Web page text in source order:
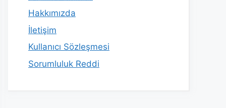
Hakkımızda
İletişim
Kullanıcı Sözleşmesi
Sorumluluk Reddi